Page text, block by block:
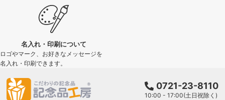
名入れ・印刷について
ロゴやマーク、お好きなメッセージを
名入れ・印刷できます。
0721-23-8110
10:00 - 17:00(土日祝除く)